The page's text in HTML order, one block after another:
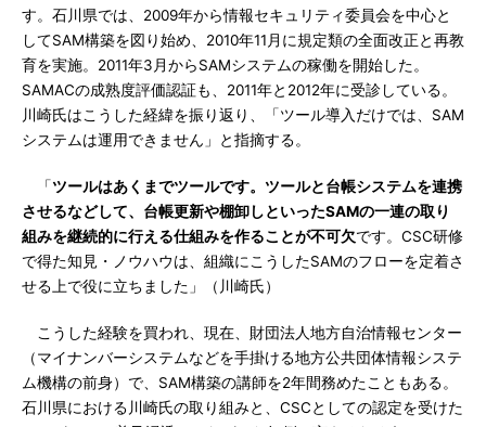
す。石川県では、2009年から情報セキュリティ委員会を中心と
してSAM構築を図り始め、2010年11月に規定類の全面改正と再教
育を実施。2011年3月からSAMシステムの稼働を開始した。
SAMACの成熟度評価認証も、2011年と2012年に受診している。
川崎氏はこうした経緯を振り返り、「ツール導入だけでは、SAM
システムは運用できません」と指摘する。
「ツールはあくまでツールです。ツールと台帳システムを連携
させるなどして、台帳更新や棚卸しといったSAMの一連の取り
組みを継続的に行える仕組みを作ることが不可欠です。CSC研修
で得た知見・ノウハウは、組織にこうしたSAMのフローを定着さ
せる上で役に立ちました」（川崎氏）
こうした経験を買われ、現在、財団法人地方自治情報センター
（マイナンバーシステムなどを手掛ける地方公共団体情報システ
ム機構の前身）で、SAM構築の講師を2年間務めたこともある。
石川県における川崎氏の取り組みと、CSCとしての認定を受けた